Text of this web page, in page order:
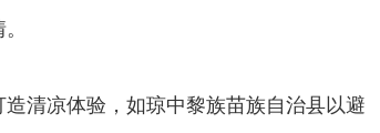
清凉体验，如琼中黎族苗族自治县以避